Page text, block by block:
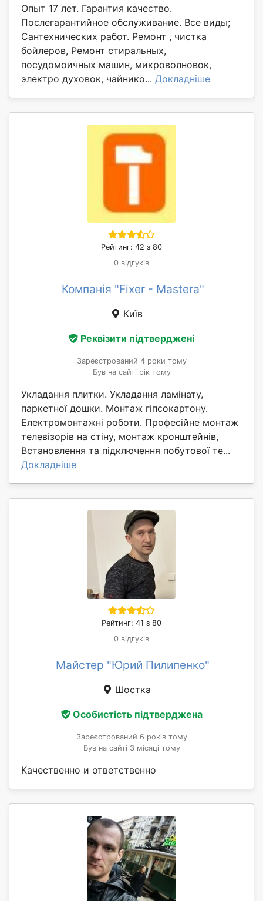
Опыт 17 лет. Гарантия качество.
Послегарантийное обслуживание. Все виды;
Сантехнических работ. Ремонт , чистка
бойлеров, Ремонт стиральных,
посудомоичных машин, микроволновок,
электро духовок, чайнико... Докладніше
Рейтинг: 42 з 80
0 відгуків
Компанія "Fixer - Mastera"
Київ
Реквізити підтверджені
Зареєстрований 4 роки тому
Був на сайті рік тому
Укладання плитки. Укладання ламінату,
паркетної дошки. Монтаж гіпсокартону.
Електромонтажні роботи. Професійне монтаж
телевізорів на стіну, монтаж кронштейнів,
Встановлення та підключення побутової те...
Докладніше
Рейтинг: 41 з 80
0 відгуків
Майстер "Юрий Пилипенко"
Шостка
Особистість підтверджена
Зареєстрований 6 років тому
Був на сайті 3 місяці тому
Качественно и ответственно